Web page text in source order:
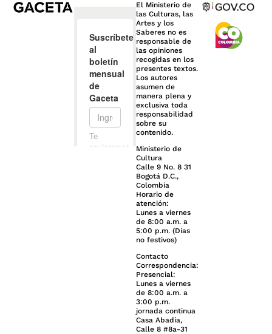
El Ministerio de
las Culturas, las
Artes y los
Saberes no es
responsable de
las opiniones
recogidas en los
presentes textos.
Los autores
asumen de
manera plena y
exclusiva toda
responsabilidad
sobre su
contenido.
Ministerio de
Cultura
Calle 9 No. 8 31
Bogotá D.C.,
Colombia
Horario de
atención:
Lunes a viernes
de 8:00 a.m. a
5:00 p.m. (Días
no festivos)
Contacto
Correspondencia:
Presencial:
Lunes a viernes
de 8:00 a.m. a
3:00 p.m.
jornada continua
Casa Abadía,
Calle 8 #8a-31